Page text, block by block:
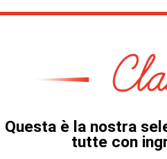
Questa è la nostra
tutte con